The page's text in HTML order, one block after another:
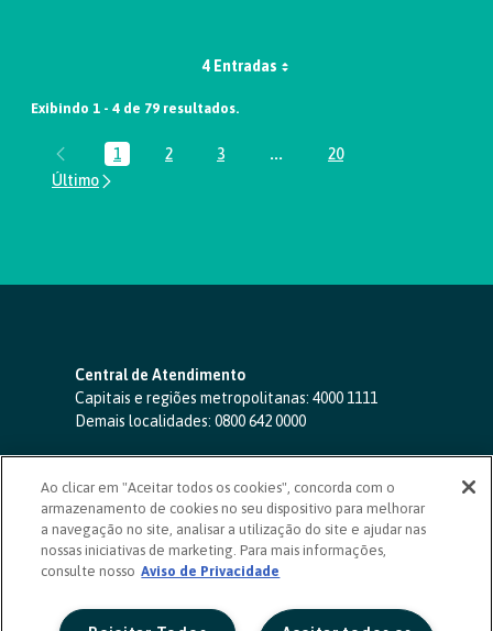
4 Entradas
Exibindo 1 - 4 de 79 resultados.
Página
1 Página
2 Página
3 ...Páginas intermediárias Usar
Página
20
Central de Atendimento
Capitais e regiões metropolitanas: 4000 1111
Demais localidades: 0800 642 0000
SAC 24 horas-0800 724 4420
Ouvidoria
0800 725 0996
(de segunda a sexta, das 8h às 20h)
ouvidoriasicoob.com.br
Deficientes auditivos ou de fala
Ao clicar em "Aceitar todos os cookies", concorda com o
armazenamento de cookies no seu dispositivo para melhorar
a navegação no site, analisar a utilização do site e ajudar nas
nossas iniciativas de marketing. Para mais informações,
consulte nosso Aviso de Privacidade